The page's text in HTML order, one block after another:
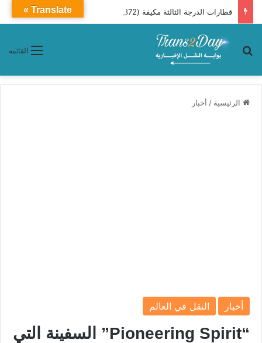
قطارات الدرجة الثالثة مكيفة (872 ـ 890) من القاهرة إلى أسيوط (تفاصيل توقفات وأسعار تذاكر )
القائمة بحث عن
الرئيسية / أخبار
أخبار النقل في العالم
“Pioneering Spirit” السفينة التي
Translate »